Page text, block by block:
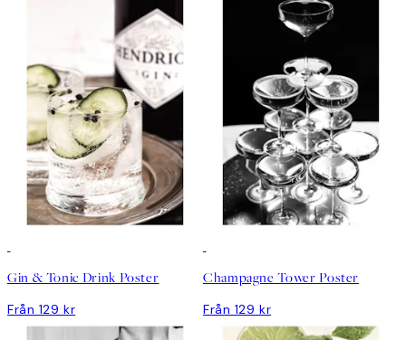
Gin & Tonic Drink Poster
Från 129 kr
Champagne Tower Poster
Från 129 kr